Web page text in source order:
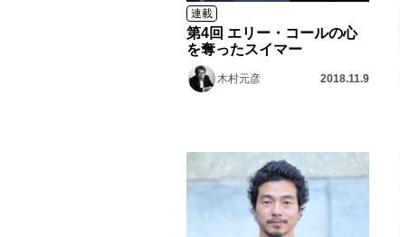
連載
第4回 エリー・コールの心
を奪ったスイマー
木村元彦 2018.11.9